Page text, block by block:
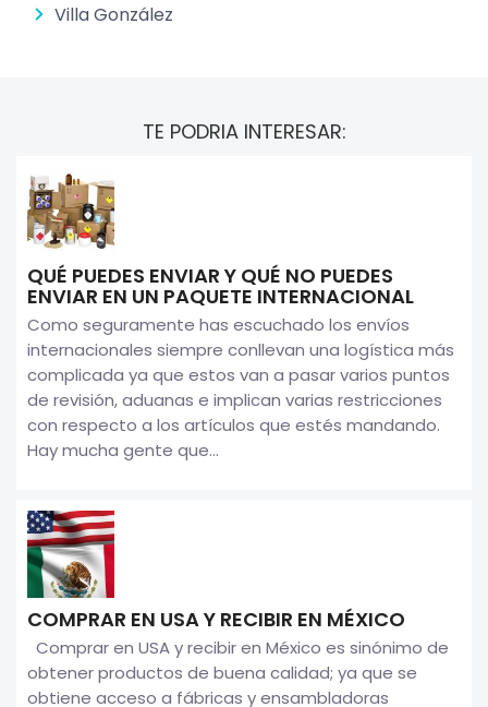
Villa González
TE PODRIA INTERESAR:
QUÉ PUEDES ENVIAR Y QUÉ NO PUEDES
ENVIAR EN UN PAQUETE INTERNACIONAL
Como seguramente has escuchado los envíos
internacionales siempre conllevan una logística más
complicada ya que estos van a pasar varios puntos
de revisión, aduanas e implican varias restricciones
con respecto a los artículos que estés mandando.
Hay mucha gente que...
COMPRAR EN USA Y RECIBIR EN MÉXICO
Comprar en USA y recibir en México es sinónimo de
obtener productos de buena calidad; ya que se
obtiene acceso a fábricas y ensambladoras